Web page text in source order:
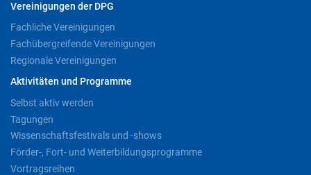
Vereinigungen der DPG
Fachliche Vereinigungen
Fachübergreifende Vereinigungen
Regionale Vereinigungen
Aktivitäten und Programme
Selbst aktiv werden
Tagungen
Wissenschaftsfestivals und -shows
Förder-, Fort- und Weiterbildungsprogramme
Vortragsreihen